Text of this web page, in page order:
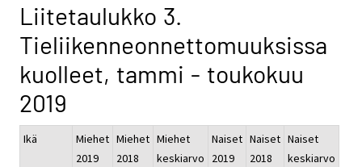
Liitetaulukko 3.
Tieliikenneonnettomuuksissa
kuolleet, tammi - toukokuu
2019
Ikä
Miehet
2019
Miehet
2018
Miehet
keskiarvo
Naiset
2019
Naiset
2018
Naiset
keskiarvo